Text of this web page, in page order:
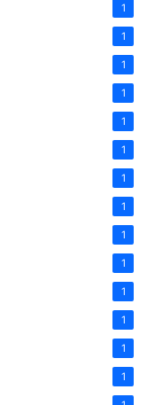
1
1
1
1
1
1
1
1
1
1
1
1
1
1